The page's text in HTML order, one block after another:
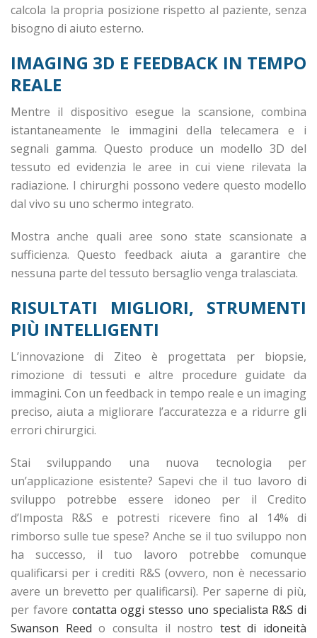
calcola la propria posizione rispetto al paziente, senza
bisogno di aiuto esterno.
IMAGING 3D E FEEDBACK IN TEMPO
REALE
Mentre il dispositivo esegue la scansione, combina
istantaneamente le immagini della telecamera e i
segnali gamma. Questo produce un modello 3D del
tessuto ed evidenzia le aree in cui viene rilevata la
radiazione. I chirurghi possono vedere questo modello
dal vivo su uno schermo integrato.
Mostra anche quali aree sono state scansionate a
sufficienza. Questo feedback aiuta a garantire che
nessuna parte del tessuto bersaglio venga tralasciata.
RISULTATI MIGLIORI, STRUMENTI
PIÙ INTELLIGENTI
L’innovazione di Ziteo è progettata per biopsie,
rimozione di tessuti e altre procedure guidate da
immagini. Con un feedback in tempo reale e un imaging
preciso, aiuta a migliorare l’accuratezza e a ridurre gli
errori chirurgici.
Stai sviluppando una nuova tecnologia per
un’applicazione esistente? Sapevi che il tuo lavoro di
sviluppo potrebbe essere idoneo per il Credito
d’Imposta R&S e potresti ricevere fino al 14% di
rimborso sulle tue spese? Anche se il tuo sviluppo non
ha successo, il tuo lavoro potrebbe comunque
qualificarsi per i crediti R&S (ovvero, non è necessario
avere un brevetto per qualificarsi). Per saperne di più,
per favore contatta oggi stesso uno specialista R&S di
Swanson Reed o consulta il nostro test di idoneità